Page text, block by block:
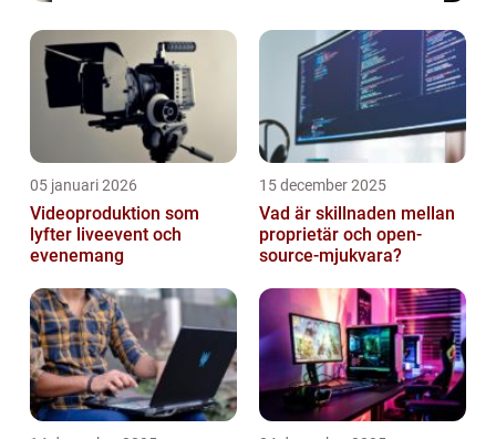
05 januari 2026
Videoproduktion som
lyfter liveevent och
evenemang
15 december 2025
Vad är skillnaden mellan
proprietär och open-
source-mjukvara?